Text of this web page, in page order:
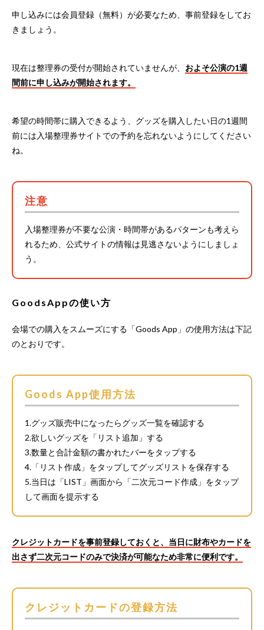
申し込みには会員登録（無料）が必要なため、事前登録をしてお
きましょう。
現在は整理券の受付が開始されていませんが、 およそ公演の1週
間前に申し込みが開始されます。
希望の時間帯に購入できるよう、グッズを購入したい日の1週間
前には入場整理券サイトでの予約を忘れないようにしてください
ね。
注意
入場整理券が不要な公演・時間帯があるパターンも考えら
れるため、公式サイトの情報は見逃さないようにしましょ
う。
GoodsAppの使い方
会場での購入をスムーズにする「Goods App」の使用方法は下記
のとおりです。
Goods App使用方法
1.グッズ販売中になったらグッズ一覧を確認する
2.欲しいグッズを「リスト追加」する
3.数量と合計金額の書かれたバーをタップする
4.「リスト作成」をタップしてグッズリストを保存する
5.当日は「LIST」画面から「二次元コード作成」をタップ
して画面を提示する
クレジットカードを事前登録しておくと、当日に財布やカードを
出さず二次元コードのみで決済が可能なため非常に便利です。
クレジットカードの登録方法